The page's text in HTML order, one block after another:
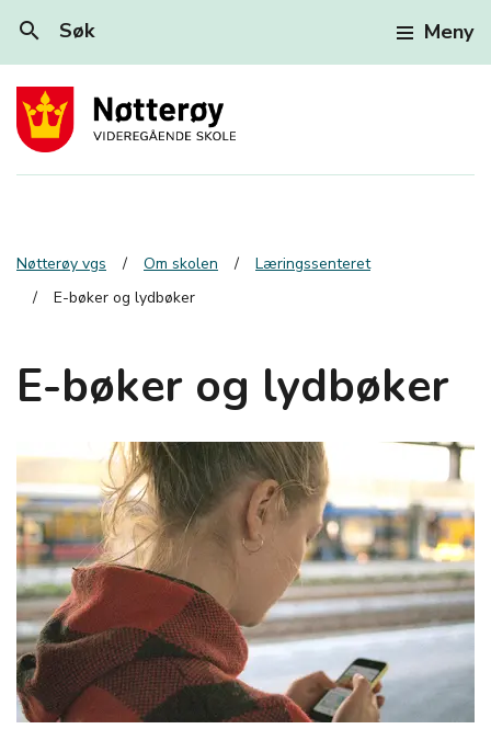
search Søk Meny
Nøtterøy vgs Om skolen
Læringssenteret
E-bøker og lydbøker
E-bøker og lydbøker